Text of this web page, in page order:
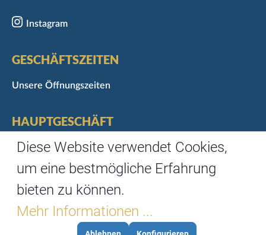
GESCHÄFTSZEITEN
Unsere Öffnungszeiten
HAUPTGESCHÄFT
Marktgasse 3
Telefon: 0931/35488-0
Fax: 0931/35488-67
Instagram
Diese Website verwendet Cookies,
um eine bestmögliche Erfahrung
bieten zu können.
Mehr Informationen ...